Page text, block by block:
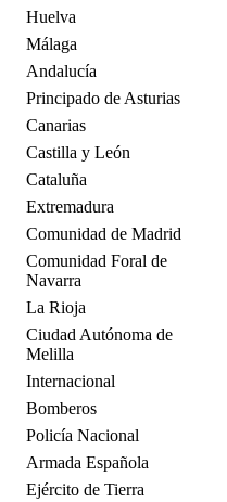
Huelva
Málaga
Andalucía
Principado de Asturias
Canarias
Castilla y León
Cataluña
Extremadura
Comunidad de Madrid
Comunidad Foral de
Navarra
La Rioja
Ciudad Autónoma de
Melilla
Internacional
Bomberos
Policía Nacional
Armada Española
Ejército de Tierra